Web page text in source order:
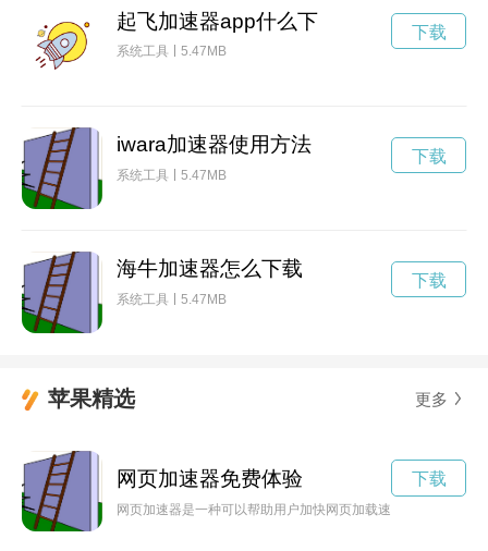
起飞加速器app什么下
系统工具 5.47MB
下载
iwara加速器使用方法
系统工具 5.47MB
下载
海牛加速器怎么下载
系统工具 5.47MB
下载
苹果精选 更多
网页加速器免费体验
网页加速器是一种可以帮助用户加快网页加载速度的工具，通
下载